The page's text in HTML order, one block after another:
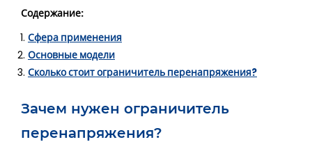
Содержание:
Сфера применения
Основные модели
Сколько стоит ограничитель перенапряжения?
Зачем нужен ограничитель
перенапряжения?